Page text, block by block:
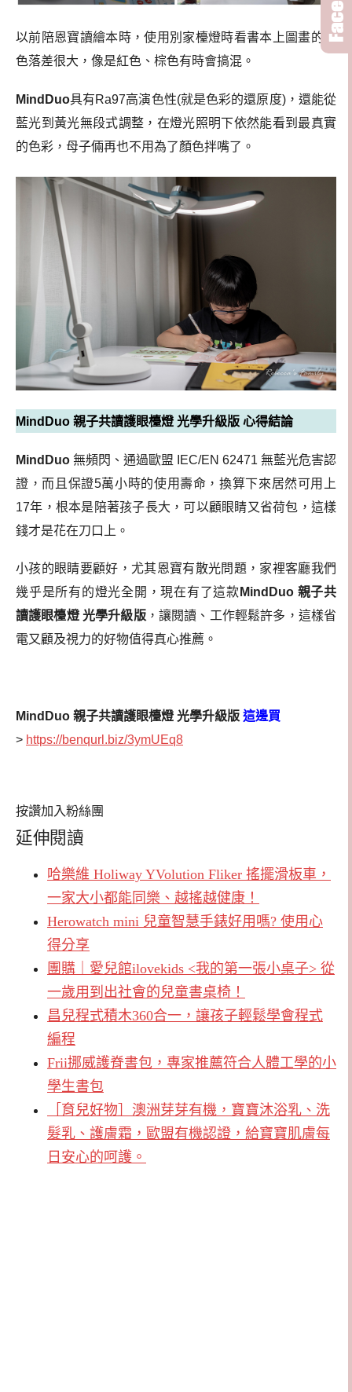
以前陪恩寶讀繪本時，使用別家檯燈時看書本上圖畫的顏
色落差很大，像是紅色、棕色有時會搞混。
MindDuo具有Ra97高演色性(就是色彩的還原度)，還能從
藍光到黃光無段式調整，在燈光照明下依然能看到最真實
的色彩，母子倆再也不用為了顏色拌嘴了。
MindDuo 親子共讀護眼檯燈 光學升級版 心得結論
MindDuo 無頻閃、通過歐盟 IEC/EN 62471 無藍光危害認
證，而且保證5萬小時的使用壽命，換算下來居然可用上
17年，根本是陪著孩子長大，可以顧眼睛又省荷包，這樣
錢才是花在刀口上。
小孩的眼睛要顧好，尤其恩寶有散光問題，家裡客廳我們
幾乎是所有的燈光全開，現在有了這款 MindDuo 親子共
讀護眼檯燈 光學升級版，讓閱讀、工作輕鬆許多，這樣省
電又顧及視力的好物值得真心推薦。
MindDuo 親子共讀護眼檯燈 光學升級版 這邊買
> https://benqurl.biz/3ymUEq8
按讚加入粉絲團
延伸閱讀
哈樂維 Holiway YVolution Fliker 搖擺滑板車，
一家大小都能同樂、越搖越健康！
Herowatch mini 兒童智慧手錶好用嗎? 使用心
得分享
團購｜愛兒館ilovekids <我的第一張小桌子> 從
一歲用到出社會的兒童書桌椅！
昌兒程式積木360合一，讓孩子輕鬆學會程式
編程
Frii挪威護脊書包，專家推薦符合人體工學的小
學生書包
［育兒好物］澳洲芽芽有機，寶寶沐浴乳、洗
髮乳、護膚霜，歐盟有機認證，給寶寶肌膚每
日安心的呵護。